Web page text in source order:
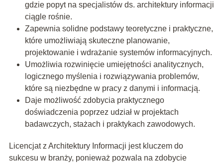
gdzie popyt na specjalistów ds. architektury informacji
ciągle rośnie.
Zapewnia solidne podstawy teoretyczne i praktyczne,
które umożliwiają skuteczne planowanie,
projektowanie i wdrażanie systemów informacyjnych.
Umożliwia rozwinięcie umiejętności analitycznych,
logicznego myślenia i rozwiązywania problemów,
które są niezbędne w pracy z danymi i informacją.
Daje możliwość zdobycia praktycznego
doświadczenia poprzez udział w projektach
badawczych, stażach i praktykach zawodowych.
Licencjat z Architektury Informacji jest kluczem do
sukcesu w branży, ponieważ pozwala na zdobycie